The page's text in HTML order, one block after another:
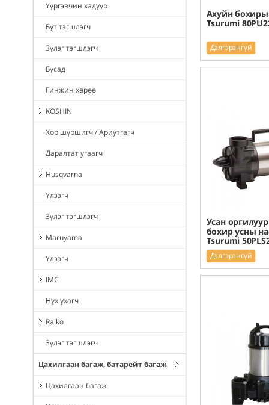
Үүргэвчин хадуур
Бут тэгшлэгч
Зүлэг тэгшлэгч
Бусад
Гинжин хөрөө
KOSHIN
Хор шүршигч / Ариутгагч
Даралтат угаагч
Husqvarna
Үлээгч
Зүлэг тэгшлэгч
Maruyama
Үлээгч
IMC
Нүх ухагч
Raiko
Зүлэг тэгшлэгч
Цахилгаан багаж, батарейт багаж
Цахилгаан багаж
Ахуйн
Tsurumi
Дэлгэрэнгүй
Усан
бохир усны
Tsurumi
Дэлгэрэнгүй